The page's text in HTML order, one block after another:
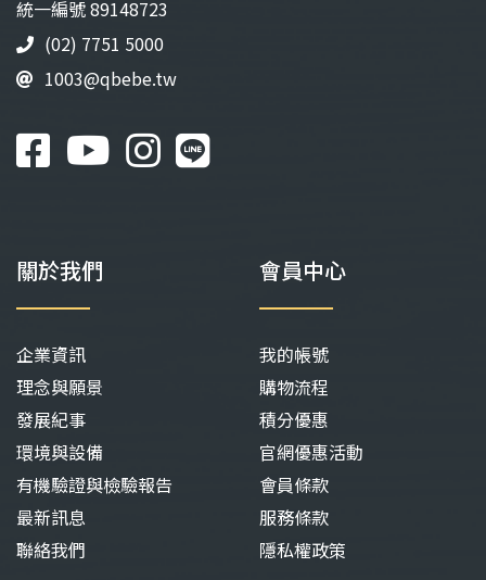
統⼀編號 89148723
(02) 7751 5000
1003@qbebe.tw
關於我們
企業資訊
理念與願景
發展紀事
環境與設備
有機驗證與檢驗報告
最新訊息
聯絡我們
會員中心
我的帳號
購物流程
積分優惠
官網優惠活動
會員條款
服務條款
隱私權政策